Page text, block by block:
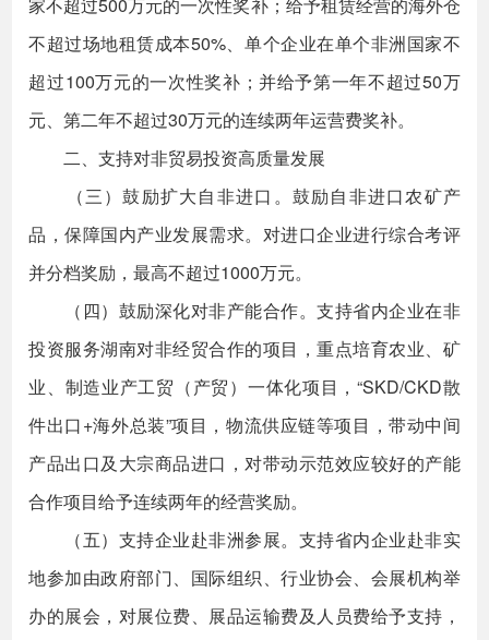
不超过场地租赁成本50%、单个企业在单个非洲国家不
超过100万元的一次性奖补；并给予第一年不超过50万
元、第二年不超过30万元的连续两年运营费奖补。
二、支持对非贸易投资高质量发展
（三）鼓励扩大自非进口。鼓励自非进口农矿产
品，保障国内产业发展需求。对进口企业进行综合考评
并分档奖励，最高不超过1000万元。
（四）鼓励深化对非产能合作。支持省内企业在非
投资服务湖南对非经贸合作的项目，重点培育农业、矿
业、制造业产工贸（产贸）一体化项目，“SKD/CKD散
件出口+海外总装”项目，物流供应链等项目，带动中间
产品出口及大宗商品进口，对带动示范效应较好的产能
合作项目给予连续两年的经营奖励。
（五）支持企业赴非洲参展。支持省内企业赴非实
地参加由政府部门、国际组织、行业协会、会展机构举
办的展会，对展位费、展品运输费及人员费给予支持，